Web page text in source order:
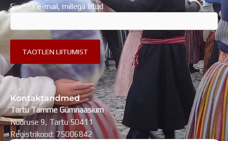
Sisesta e-mail, millega liitud
Kontaktandmed
Tartu Tamme Gümnaasium
Nooruse 9, Tartu 50411
Registrikood: 75006842